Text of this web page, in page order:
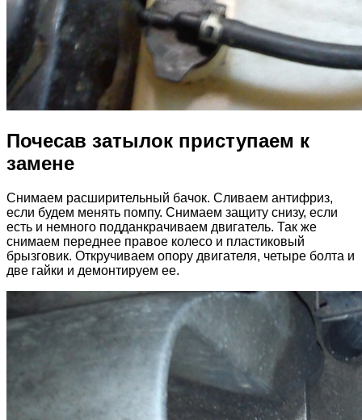
Почесав затылок приступаем к
замене
Снимаем расширительный бачок. Сливаем антифриз,
если будем менять помпу. Снимаем защиту снизу, если
есть и немного подданкрачиваем двигатель. Так же
снимаем переднее правое колесо и пластиковый
брызговик. Откручиваем опору двигателя, четыре болта и
две гайки и демонтируем ее.